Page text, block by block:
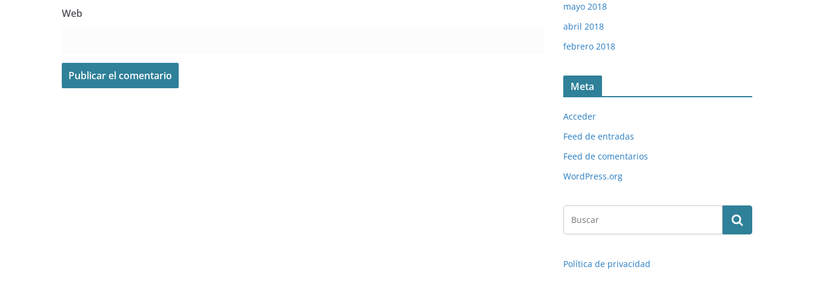
Web
mayo 2018
abril 2018
febrero 2018
Meta
Acceder
Feed de entradas
Feed de comentarios
WordPress.org
Política de privacidad